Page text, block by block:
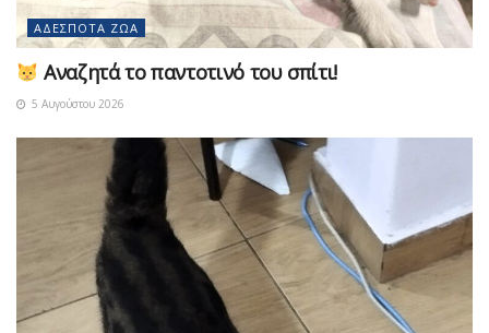
ΑΔΈΣΠΟΤΑ ΖΏΑ
Αναζητά το παντοτινό του σπίτι!
5 Αυγούστου 2026